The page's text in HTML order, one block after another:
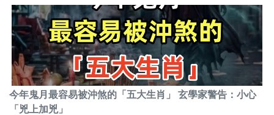
今年鬼月最容易被沖煞的「五大生肖」 玄學家警告：小心
「兇上加兇」